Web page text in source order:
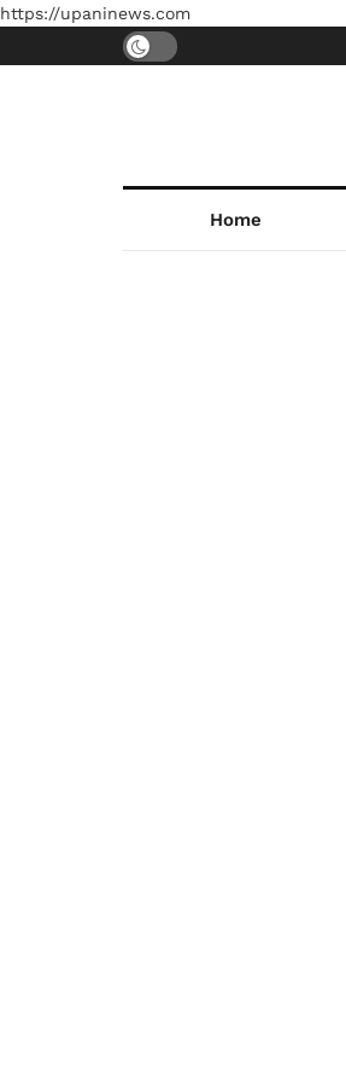
https://upaninews.com
Home